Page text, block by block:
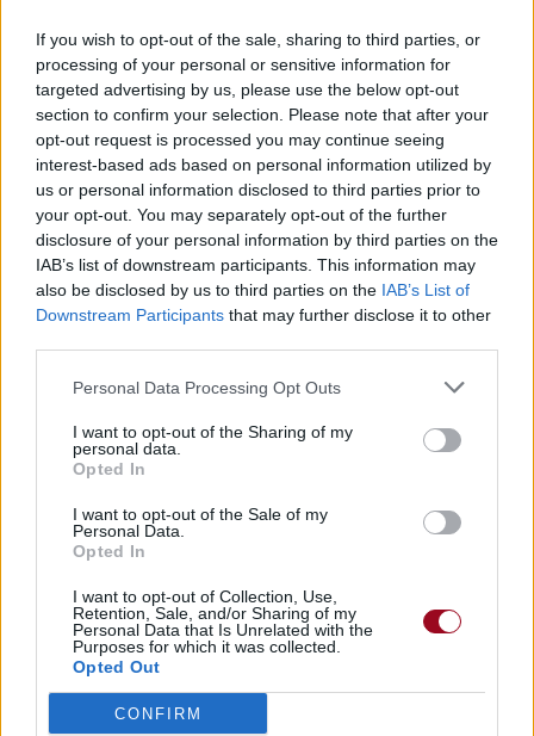
If you wish to opt-out of the sale, sharing to third parties, or
processing of your personal or sensitive information for
targeted advertising by us, please use the below opt-out
section to confirm your selection. Please note that after your
opt-out request is processed you may continue seeing
interest-based ads based on personal information utilized by
us or personal information disclosed to third parties prior to
your opt-out. You may separately opt-out of the further
disclosure of your personal information by third parties on the
IAB’s list of downstream participants. This information may
also be disclosed by us to third parties on the IAB’s List of
Downstream Participants that may further disclose it to other
Personal Data Processing Opt Outs
I want to opt-out of the Sharing of my
personal data.
Opted In
I want to opt-out of the Sale of my
Personal Data.
Opted In
I want to opt-out of Collection, Use,
Retention, Sale, and/or Sharing of my
Personal Data that Is Unrelated with the
Purposes for which it was collected.
Opted Out
CONFIRM
Publié parriptie 20216 3 3 5 le 14 mars 2020 à 8h12.
Chanteurs : Niall Horan
Albums : Heartbreak Weather
Paroles + Traduction Téléchargement
Vidéos
Commentaires
Pour prolonger le plaisir musical :
Vous aimez chanter, apprenez la guitare chez
Télécharger légalement les MP3 sur
Télécharger légalement les MP3 ou trouver le CD sur
Trouver des vinyles et des CD sur
Trouver un instrument de musique ou une partition au